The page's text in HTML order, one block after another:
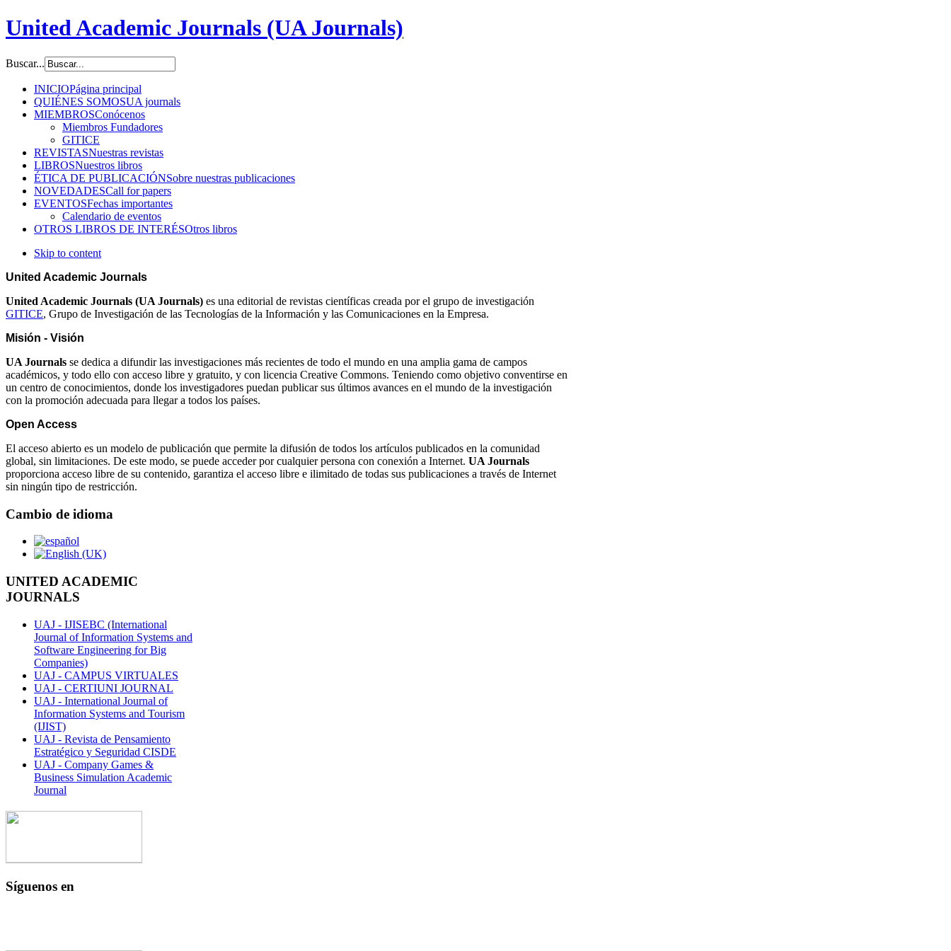
United Academic Journals (UA Journals)
Buscar...
INICIOPágina principal
QUIÉNES SOMOSUA journals
MIEMBROSConócenos
Miembros Fundadores
GITICE
REVISTASNuestras revistas
LIBROSNuestros libros
ÉTICA DE PUBLICACIÓNSobre nuestras publicaciones
NOVEDADESCall for papers
EVENTOSFechas importantes
Calendario de eventos
OTROS LIBROS DE INTERÉSOtros libros
Skip to content
United Academic Journals
United Academic Journals (UA Journals) es una editorial de revistas científicas creada por el grupo de investigación
GITICE, Grupo de Investigación de las Tecnologías de la Información y las Comunicaciones en la Empresa.
Misión - Visión
UA Journals se dedica a difundir las investigaciones más recientes de todo el mundo en una amplia gama de campos
académicos, y todo ello con acceso libre y gratuito, y con licencia Creative Commons. Teniendo como objetivo conventirse en
un centro de conocimientos, donde los investigadores puedan publicar sus últimos avances en el mundo de la investigación
con la promoción adecuada para llegar a todos los países.
Open Access
El acceso abierto es un modelo de publicación que permite la difusión de todos los artículos publicados en la comunidad
global, sin limitaciones. De este modo, se puede acceder por cualquier persona con conexión a Internet. UA Journals
proporciona acceso libre de su contenido, garantiza el acceso libre e ilimitado de todas sus publicaciones a través de Internet
sin ningún tipo de restricción.
Cambio de idioma
UNITED ACADEMIC
JOURNALS
UAJ - IJISEBC (International
Journal of Information Systems and
Software Engineering for Big
Companies)
UAJ - CAMPUS VIRTUALES
UAJ - CERTIUNI JOURNAL
UAJ - International Journal of
Information Systems and Tourism
(IJIST)
UAJ - Revista de Pensamiento
Estratégico y Seguridad CISDE
UAJ - Company Games &
Business Simulation Academic
Journal
Síguenos en